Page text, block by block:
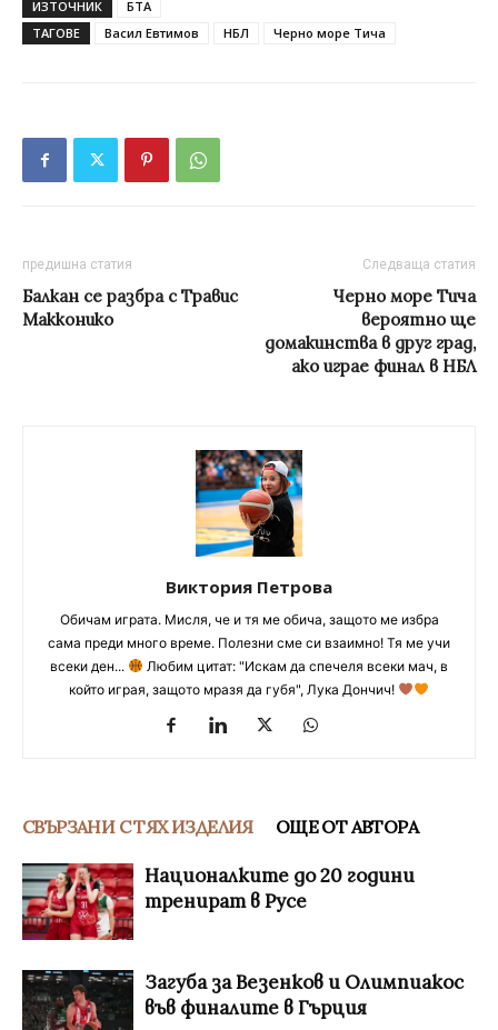
ИЗТОЧНИК
БТА
ТАГОВЕ
Васил Евтимов НБЛ Черно море Тича
предишна статия
Балкан се разбра с Травис
Макконико
Следваща статия
Черно море Тича
вероятно ще
домакинства в друг град,
ако играе финал в НБЛ
Виктория Петрова
Обичам играта. Мисля, че и тя ме обича, защото ме избра
сама преди много време. Полезни сме си взаимно! Тя ме учи
всеки ден...
Любим цитат: "Искам да спечеля всеки мач, в
който играя, защото мразя да губя", Лука Дончич!
СВЪРЗАНИ С ТЯХ ИЗДЕЛИЯ ОЩЕ ОТ АВТОРА
Националките до 20 години
тренират в Русе
Загуба за Везенков и Олимпиакос
във финалите в Гърция